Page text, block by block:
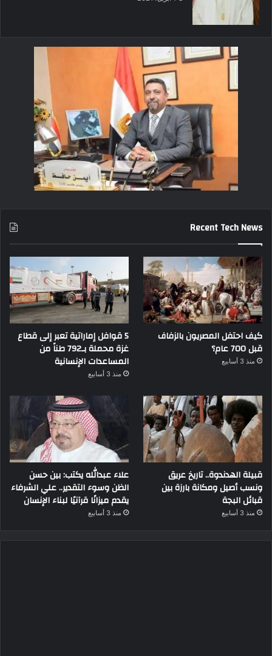
Recent Tech News
كيف احتفل المصريون بالزفاف
قبل 700 عام؟
منذ 3 أسابيع
5 قوافل إماراتية تعبر إلى قطاع
غزة محملة بـ792 طناً من
المساعدات الإنسانية
منذ 3 أسابيع
قبيلة الهدندوة.. تاريخ عريق
ونسب أصيل ومكانة بارزة بين
قبائل البجة
منذ 3 أسابيع
علاء عبدالله يكتب: بين حسن
الظن وسوء التقدير.. علي الشرفاء
يقدم ميزانًا قرآنيًا لبناء الإنسان
منذ 3 أسابيع